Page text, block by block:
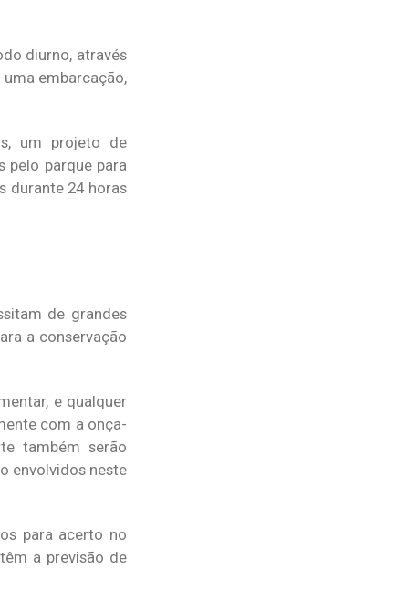
diurno, através
embarcação,
um projeto de
pelo parque para
durante 24 horas
de grandes
a conservação
e qualquer
com a onça-
também serão
envolvidos neste
para acerto no
a previsão de